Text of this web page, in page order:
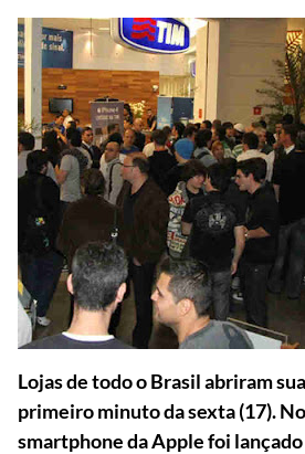
Lojas de todo o Brasil abriram
primeiro minuto da sexta (17).
smartphone da Apple foi